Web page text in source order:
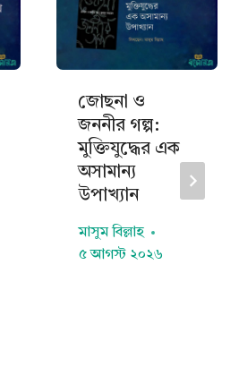
জোছনা ও
জননীর গল্প:
মুক্তিযুদ্ধের এক
অসামান্য
উপাখ্যান
মাসুম বিল্লাহ
৫ আগস্ট ২০২৬